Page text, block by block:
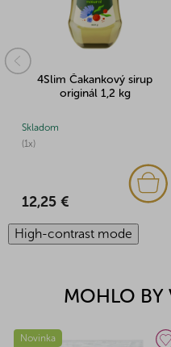
4Slim Čakankový sirup
originál 1,2 kg
(1x)
Skladom
12,25 €
High-contrast mode
MOHLO BY
Novinka